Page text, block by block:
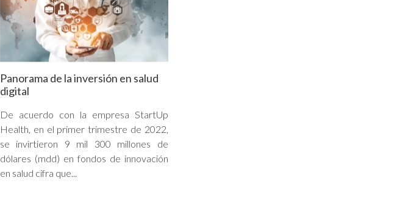
Panorama de la inversión en salud
digital
De acuerdo con la empresa StartUp
Health, en el primer trimestre de 2022,
se invirtieron 9 mil 300 millones de
dólares (mdd) en fondos de innovación
en salud cifra que...